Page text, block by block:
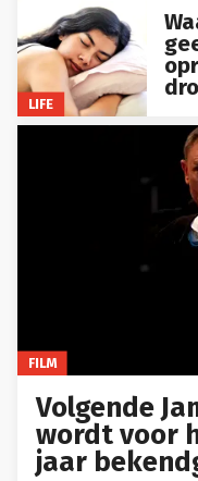
LIFE
FILM
Volgende
wordt voor
jaar